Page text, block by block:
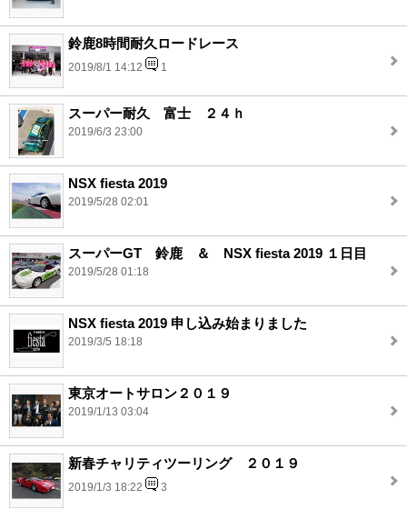
鈴鹿8時間耐久ロードレース
2019/8/1 14:12 1
スーパー耐久 富士 ２４ｈ
2019/6/3 23:00
NSX fiesta 2019
2019/5/28 02:01
スーパーGT 鈴鹿 ＆ NSX fiesta 2019 １日目
2019/5/28 01:18
NSX fiesta 2019 申し込み始まりました
2019/3/5 18:18
東京オートサロン２０１９
2019/1/13 03:04
新春チャリティツーリング ２０１９
2019/1/3 18:22 3